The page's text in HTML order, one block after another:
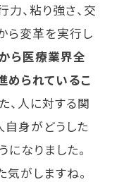
、粘り強さ、交
ら変革を実行し
ら医療業界全
られているこ
、人に対する関
自身がどうした
なりました。
がしますね。